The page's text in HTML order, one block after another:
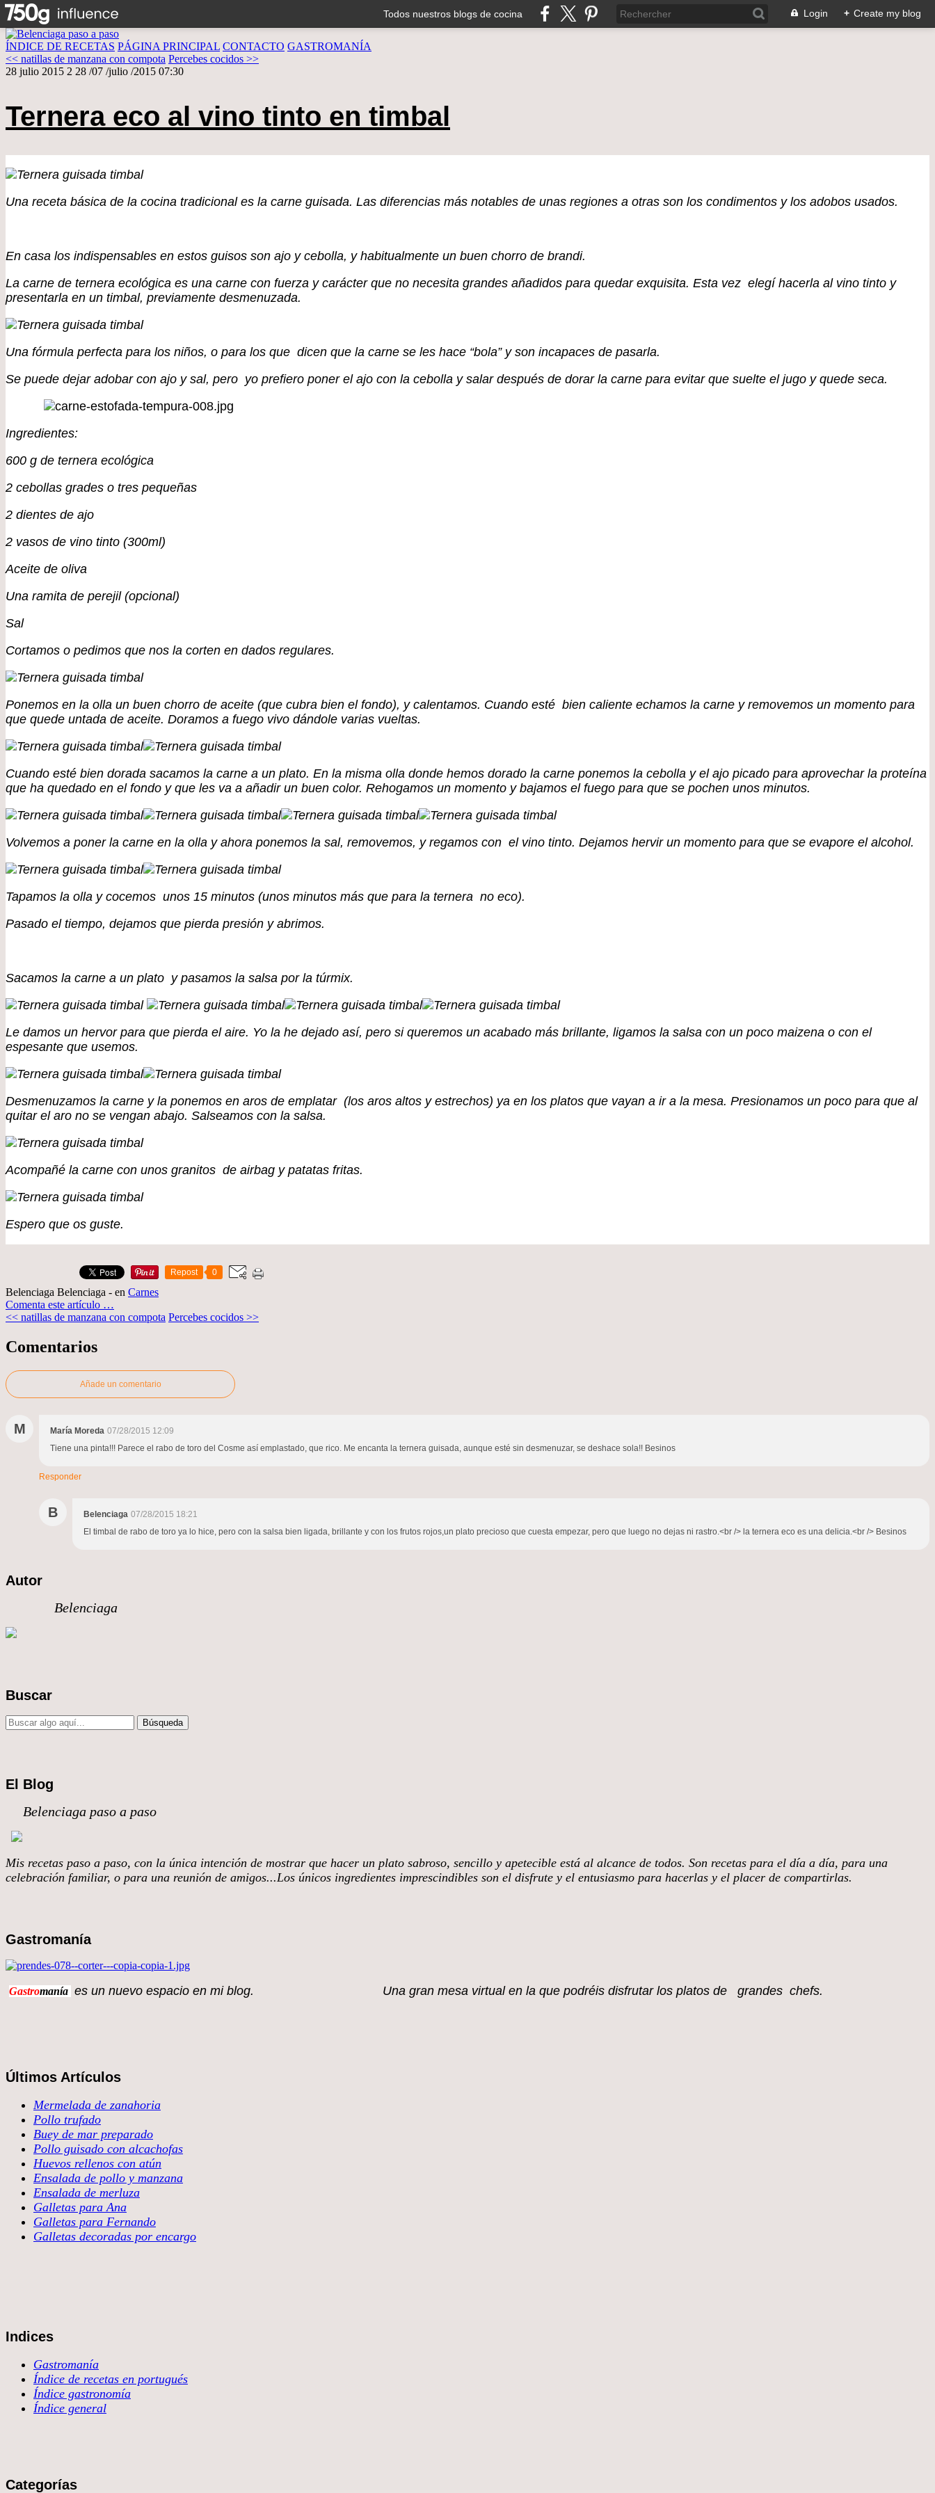
Todos nuestros blogs de cocina Login + Create my blog
ÍNDICE DE RECETAS PÁGINA PRINCIPAL CONTACTO GASTROMANÍA
<< natillas de manzana con compota Percebes cocidos >>
28 julio 2015 2 28 /07 /julio /2015 07:30
Ternera eco al vino tinto en timbal
Una receta básica de la cocina tradicional es la carne guisada. Las diferencias más notables de unas regiones a otras son los condimentos y los adobos usados.
En casa los indispensables en estos guisos son ajo y cebolla, y habitualmente un buen chorro de brandi.
La carne de ternera ecológica es una carne con fuerza y carácter que no necesita grandes añadidos para quedar exquisita. Esta vez elegí hacerla al vino tinto y
presentarla en un timbal, previamente desmenuzada.
Una fórmula perfecta para los niños, o para los que dicen que la carne se les hace “bola” y son incapaces de pasarla.
Se puede dejar adobar con ajo y sal, pero yo prefiero poner el ajo con la cebolla y salar después de dorar la carne para evitar que suelte el jugo y quede seca.
Ingredientes:
600 g de ternera ecológica
2 cebollas grades o tres pequeñas
2 dientes de ajo
2 vasos de vino tinto (300ml)
Aceite de oliva
Una ramita de perejil (opcional)
Sal
Cortamos o pedimos que nos la corten en dados regulares.
Ponemos en la olla un buen chorro de aceite (que cubra bien el fondo), y calentamos. Cuando esté bien caliente echamos la carne y removemos un momento para
que quede untada de aceite. Doramos a fuego vivo dándole varias vueltas.
Cuando esté bien dorada sacamos la carne a un plato. En la misma olla donde hemos dorado la carne ponemos la cebolla y el ajo picado para aprovechar la proteína
que ha quedado en el fondo y que les va a añadir un buen color. Rehogamos un momento y bajamos el fuego para que se pochen unos minutos.
Volvemos a poner la carne en la olla y ahora ponemos la sal, removemos, y regamos con el vino tinto. Dejamos hervir un momento para que se evapore el alcohol.
Tapamos la olla y cocemos unos 15 minutos (unos minutos más que para la ternera no eco).
Pasado el tiempo, dejamos que pierda presión y abrimos.
Sacamos la carne a un plato y pasamos la salsa por la túrmix.
Le damos un hervor para que pierda el aire. Yo la he dejado así, pero si queremos un acabado más brillante, ligamos la salsa con un poco maizena o con el
espesante que usemos.
Desmenuzamos la carne y la ponemos en aros de emplatar (los aros altos y estrechos) ya en los platos que vayan a ir a la mesa. Presionamos un poco para que al
quitar el aro no se vengan abajo. Salseamos con la salsa.
Acompañé la carne con unos granitos de airbag y patatas fritas.
Espero que os guste.
Repost 0
Belenciaga Belenciaga - en Carnes
Comenta este artículo …
<< natillas de manzana con compota Percebes cocidos >>
Comentarios
Añade un comentario
M María Moreda 07/28/2015 12:09
Tiene una pinta!!! Parece el rabo de toro del Cosme así emplastado, que rico. Me encanta la ternera guisada, aunque esté sin desmenuzar, se deshace sola!! Besinos
Responder
B Belenciaga 07/28/2015 18:21
El timbal de rabo de toro ya lo hice, pero con la salsa bien ligada, brillante y con los frutos rojos,un plato precioso que cuesta empezar, pero que luego no dejas ni rastro.<br /> la ternera eco es una delicia.<br /> Besinos
Autor
Belenciaga
Buscar
El Blog
Belenciaga paso a paso
Mis recetas paso a paso, con la única intención de mostrar que hacer un plato sabroso, sencillo y apetecible está al alcance de todos. Son recetas para el día a día, para una
celebración familiar, o para una reunión de amigos...Los únicos ingredientes imprescindibles son el disfrute y el entusiasmo para hacerlas y el placer de compartirlas.
Gastromanía
Gastromanía es un nuevo espacio en mi blog. Una gran mesa virtual en la que podréis disfrutar los platos de grandes chefs.
Últimos Artículos
Mermelada de zanahoria
Pollo trufado
Buey de mar preparado
Pollo guisado con alcachofas
Huevos rellenos con atún
Ensalada de pollo y manzana
Ensalada de merluza
Galletas para Ana
Galletas para Fernando
Galletas decoradas por encargo
Indices
Gastromanía
Índice de recetas en portugués
Índice gastronomía
Índice general
Categorías